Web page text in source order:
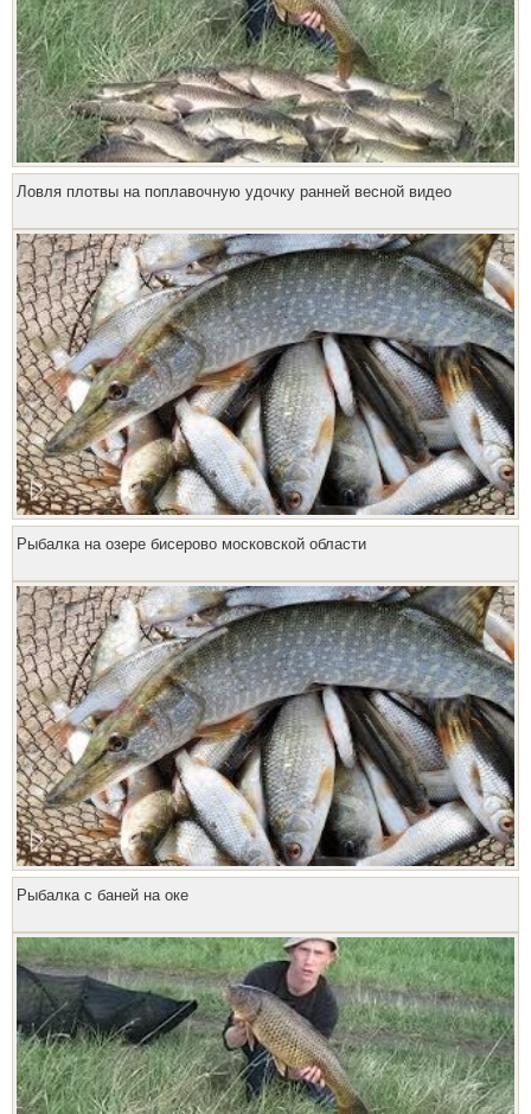
Ловля плотвы на поплавочную удочку ранней весной видео
Рыбалка на озере бисерово московской области
Рыбалка с баней на оке